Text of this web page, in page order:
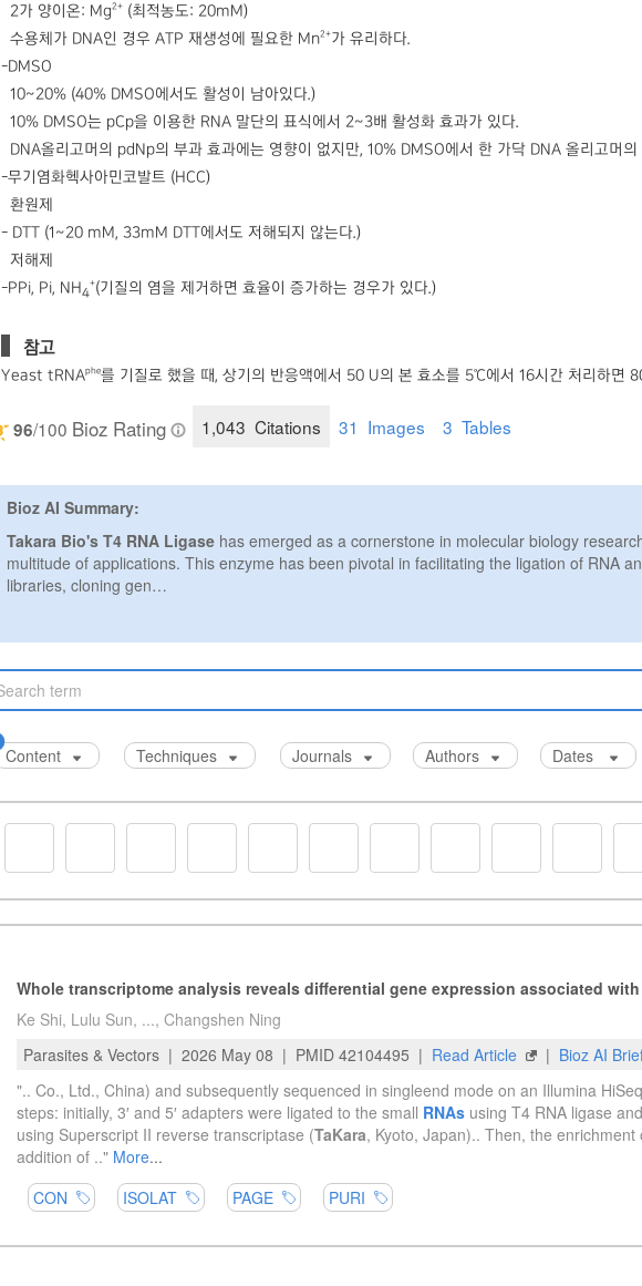
2가 양이온: Mg2+ (최적농도: 20mM)
수용체가 DNA인 경우 ATP 재생성에 필요한 Mn2+가 유리하다.
-DMSO
10~20% (40% DMSO에서도 활성이 남아있다.)
10% DMSO는 pCp을 이용한 RNA 말단의 표식에서 2~3배 활성화 효과가 있다.
DNA올리고머의 pdNp의 부과 효과에는 영향이 없지만, 10% DMSO에서 한 가닥 DNA 올리고머의
-무기염화헥사아민코발트 (HCC)
환원제
- DTT (1~20 mM, 33mM DTT에서도 저해되지 않는다.)
저해제
-PPi, Pi, NH4
+(기질의 염을 제거하면 효율이 증가하는 경우가 있다.)
참고
Yeast tRNAphe를 기질로 했을 때, 상기의 반응액에서 50 U의 본 효소를 5℃에서 16시간 처리하면